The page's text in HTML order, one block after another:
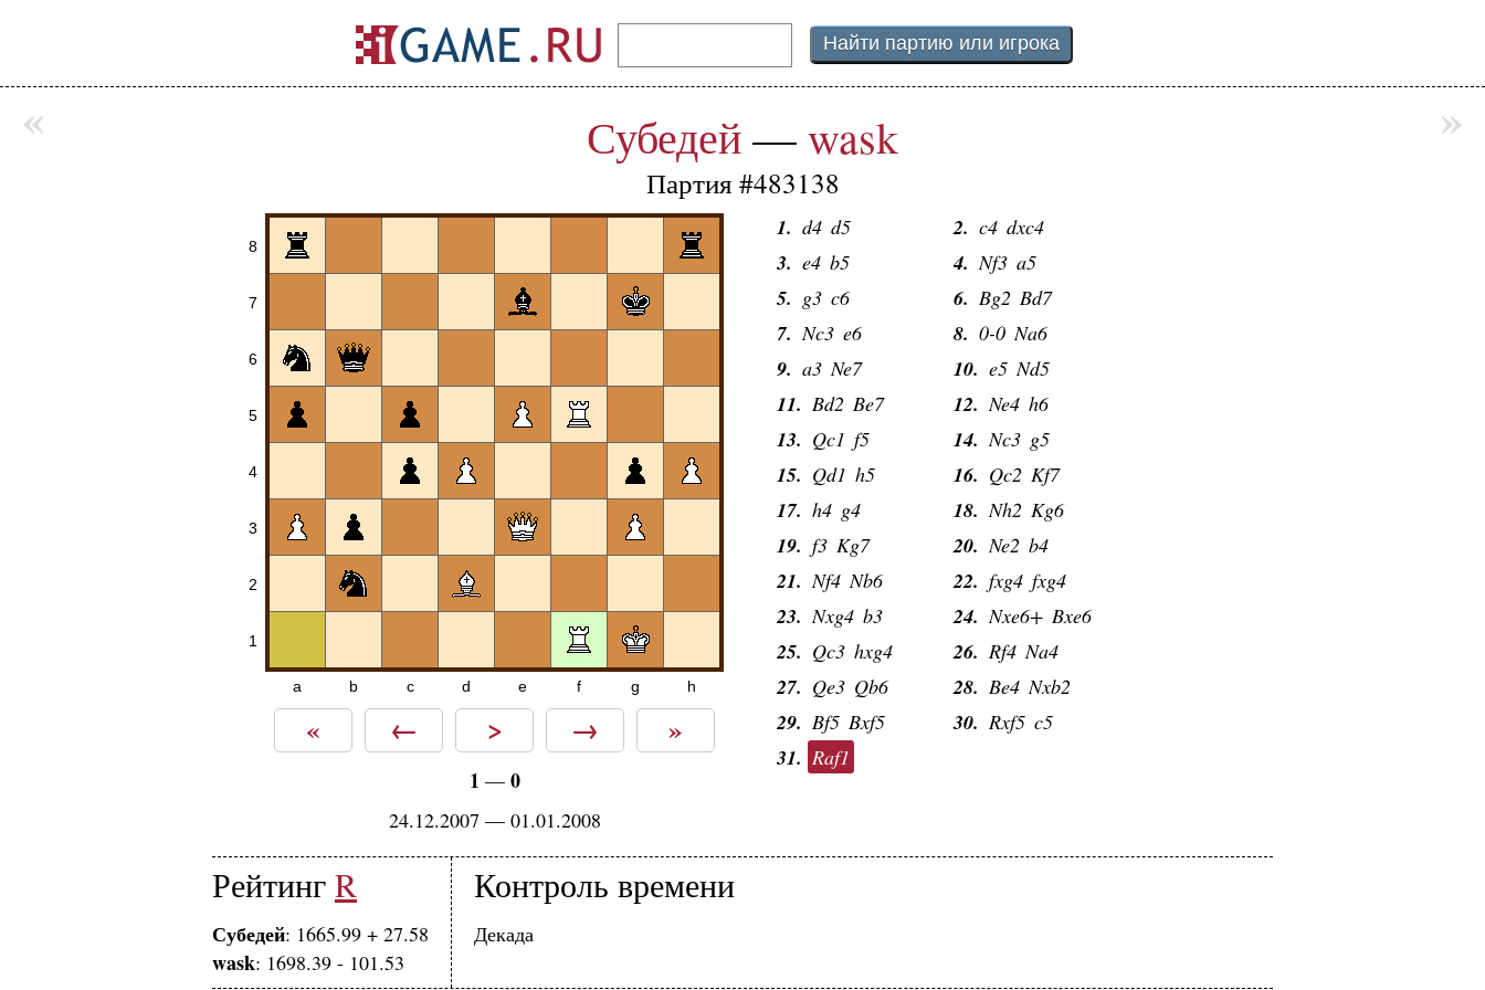
Субедей—wask
Партия #483138
8
7
6
5
4
3
2
1
a b c d e f g h
« ← > → »
1 — 0
24.12.2007 — 01.01.2008
1. d4 d5 2. c4 dxc4
3. e4 b5 4. Nf3 a5
5. g3 c6 6. Bg2 Bd7
7. Nc3 e6 8. 0-0 Na6
9. a3 Ne7 10. e5 Nd5
11. Bd2 Be7 12. Ne4 h6
13. Qc1 f5 14. Nc3 g5
15. Qd1 h5 16. Qc2 Kf7
17. h4 g4 18. Nh2 Kg6
19. f3 Kg7 20. Ne2 b4
21. Nf4 Nb6 22. fxg4 fxg4
23. Nxg4 b3 24. Nxe6+ Bxe6
25. Qc3 hxg4 26. Rf4 Na4
27. Qe3 Qb6 28. Be4 Nxb2
29. Bf5 Bxf5 30. Rxf5 c5
31. Raf1
Рейтинг R
Субедей: 1665.99 + 27.58
wask: 1698.39 - 101.53
Контроль времени
Декада
« »